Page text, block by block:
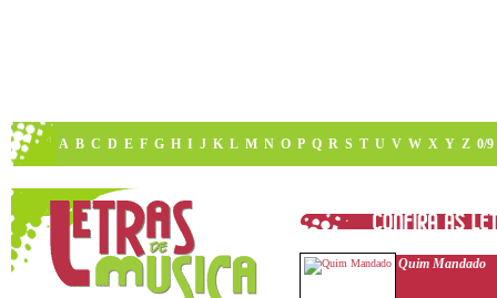
A B C D E F G H I J K L M N O P Q R S T U V W X Y Z 0/9
Quim Mandado